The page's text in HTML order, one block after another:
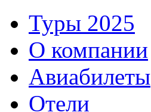
Туры 2025
О компании
Авиабилеты
Отели